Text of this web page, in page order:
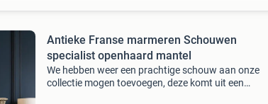
Antieke Franse marmeren Schouwen
specialist openhaard mantel
We hebben weer een prachtige schouw aan onze
collectie mogen toevoegen, deze komt uit een